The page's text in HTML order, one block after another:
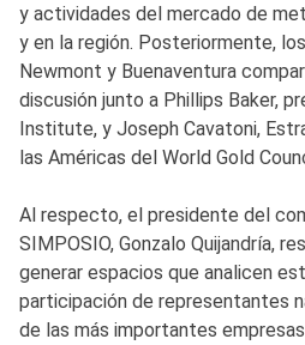
y actividades del mercado de
y en la región. Posteriormente,
Newmont y Buenaventura
discusión junto a Phillips Baker,
Institute, y Joseph Cavatoni,
las Américas del World Gold
Al respecto, el presidente del
SIMPOSIO, Gonzalo Quijandría,
generar espacios que analicen
participación de representantes
de las más importantes